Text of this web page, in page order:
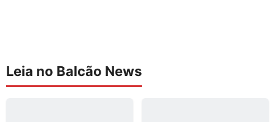
Leia no Balcão News